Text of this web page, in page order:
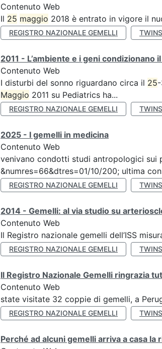
Contenuto Web
Il 25 maggio 2018 è entrato in vigore il
REGISTRO NAZIONALE GEMELLI TWINS
2011 - L’ambiente e i geni condizionano
Contenuto Web
I disturbi del sonno riguardano circa il 25
Maggio 2011 su Pediatrics ha...
REGISTRO NAZIONALE GEMELLI TWINS
2025 - I gemelli in medicina
Contenuto Web
venivano condotti studi antropologici sui
&numres=66&dtres=01/10/200; ultima
REGISTRO NAZIONALE GEMELLI TWINS
2014 - Gemelli: al via studio su
Contenuto Web
Il Registro nazionale gemelli dell’ISS
REGISTRO NAZIONALE GEMELLI TWINS
Il Registro Nazionale Gemelli ringrazia
Contenuto Web
state visitate 32 coppie di gemelli, a
REGISTRO NAZIONALE GEMELLI TWINS
Perché ad alcuni gemelli arriva a casa la